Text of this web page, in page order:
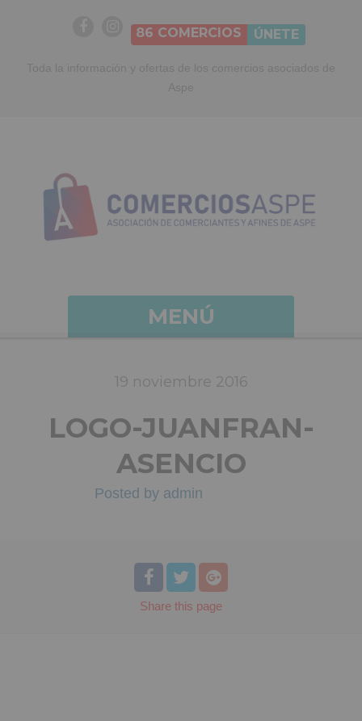
86 COMERCIOS ÚNETE
MENÚ
19 noviembre 2016
LOGO-JUANFRAN-
ASENCIO
Posted by admin
Share this page